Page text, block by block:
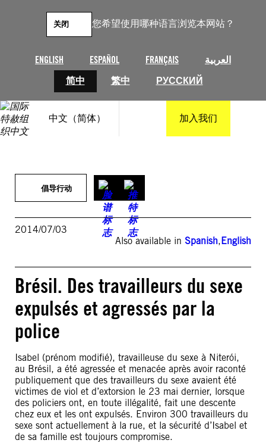
您希望使用哪种语言浏览本网站？
ENGLISH ESPAÑOL FRANÇAIS
العربية
简中
繁中 РУССКИЙ
关闭
中文（简体） 加入我们
倡导行动
2014/07/03
Also available in Spanish,English
Brésil. Des travailleurs du sexe
expulsés et agressés par la
police
Isabel (prénom modifié), travailleuse du sexe à Niterói,
au Brésil, a été agressée et menacée après avoir raconté
publiquement que des travailleurs du sexe avaient été
victimes de viol et d’extorsion le 23 mai dernier, lorsque
des policiers ont, en toute illégalité, fait une descente
chez eux et les ont expulsés. Environ 300 travailleurs du
sexe sont actuellement à la rue, et la sécurité d’Isabel et
de sa famille est toujours compromise.